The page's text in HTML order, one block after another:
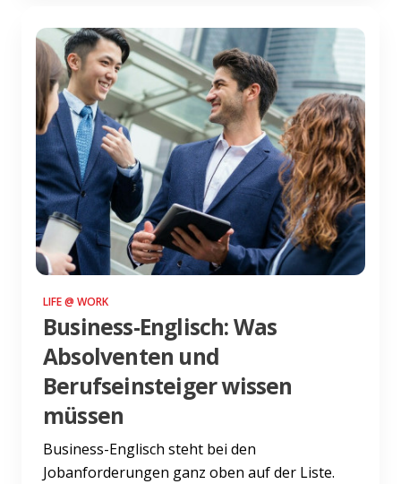
LIFE @ WORK
Business-Englisch: Was
Absolventen und
Berufseinsteiger wissen
müssen
Business-Englisch steht bei den
Jobanforderungen ganz oben auf der Liste.